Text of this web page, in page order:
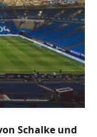
Schalke und